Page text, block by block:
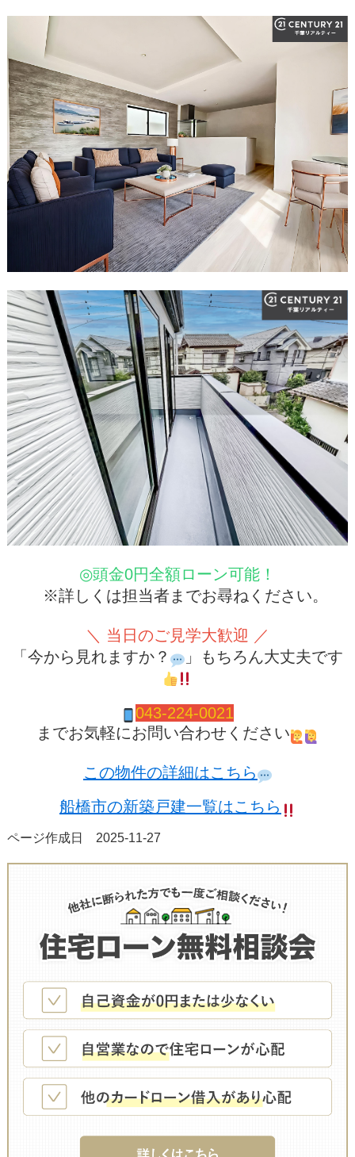
◎頭金0円全額ローン可能！
※詳しくは担当者までお尋ねください。
＼ 当日のご見学大歓迎 ／
「今から見れますか？
」もちろん大丈夫です
043-224-0021
までお気軽にお問い合わせください
この物件の詳細はこちら
船橋市の新築戸建一覧はこちら
ページ作成日 2025-11-27